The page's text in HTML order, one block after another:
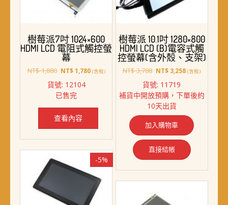
樹莓派7吋 1024×600
HDMI LCD 電阻式觸控螢
幕
NT$1,880 原
價
格：
NT$ 1,880。
NT$1,780目
NT$ 1,780。
(含稅)
貨號: 12104
已售完
查看內容
樹莓派 10.1吋 1280×800
HDMI LCD (B)電容式觸
控螢幕(含外殼、支架)
NT$3,788 原
價
格：
NT$ 3,788。
NT$ 3,258目
格：
(含稅)
貨號: 11719
補貨中開放預購，下單後約
10天出貨
加入購物車
直接結帳
-5%